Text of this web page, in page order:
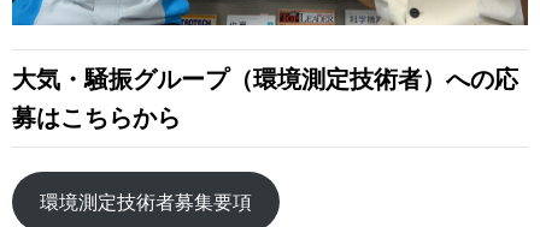
大気・騒振グループ（環境測定技術者）への応
募はこちらから
環境測定技術者募集要項